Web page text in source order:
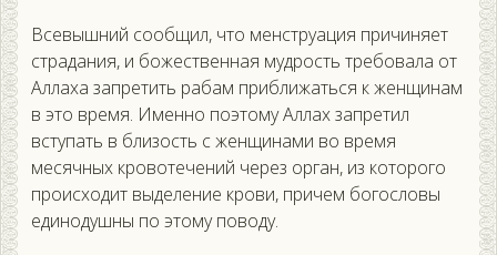
Всевышний сообщил, что менструация причиняет
страдания, и божественная мудрость требовала от
Аллаха запретить рабам приближаться к женщинам
в это время. Именно поэтому Аллах запретил
вступать в близость с женщинами во время
месячных кровотечений через орган, из которого
происходит выделение крови, причем богословы
единодушны по этому поводу.